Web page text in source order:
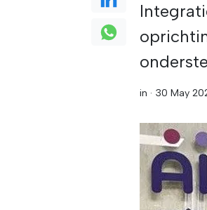
in · 30 May